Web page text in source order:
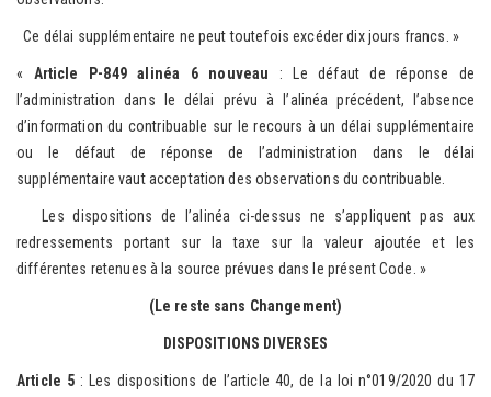
Ce délai supplémentaire ne peut toutefois excéder dix jours francs. »
« Article P-849 alinéa 6 nouveau : Le défaut de réponse de
l’administration dans le délai prévu à l’alinéa précédent, l’absence
d’information du contribuable sur le recours à un délai supplémentaire
ou le défaut de réponse de l’administration dans le délai
supplémentaire vaut acceptation des observations du contribuable.
Les dispositions de l’alinéa ci-dessus ne s’appliquent pas aux
redressements portant sur la taxe sur la valeur ajoutée et les
différentes retenues à la source prévues dans le présent Code. »
(Le reste sans Changement)
DISPOSITIONS DIVERSES
Article 5 : Les dispositions de l’article 40, de la loi n°019/2020 du 17